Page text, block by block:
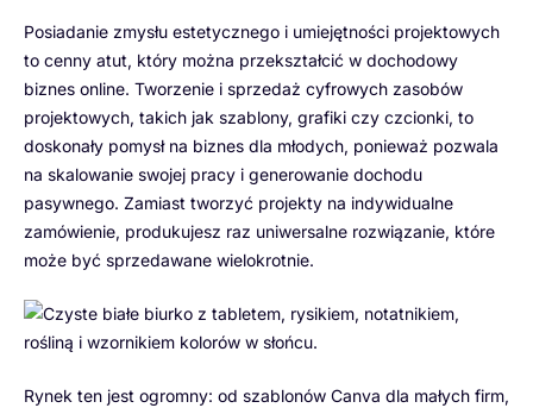
Posiadanie zmysłu estetycznego i umiejętności projektowych
to cenny atut, który można przekształcić w dochodowy
biznes online. Tworzenie i sprzedaż cyfrowych zasobów
projektowych, takich jak szablony, grafiki czy czcionki, to
doskonały pomysł na biznes dla młodych, ponieważ pozwala
na skalowanie swojej pracy i generowanie dochodu
pasywnego. Zamiast tworzyć projekty na indywidualne
zamówienie, produkujesz raz uniwersalne rozwiązanie, które
może być sprzedawane wielokrotnie.
Rynek ten jest ogromny: od szablonów Canva dla małych firm,